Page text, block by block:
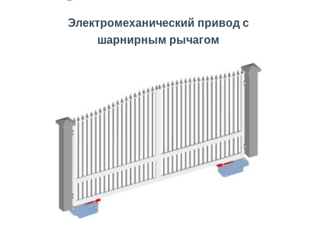
Электромеханический привод с
шарнирным рычагом